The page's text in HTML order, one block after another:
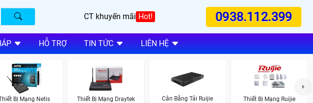
CT khuyến mãi Hot! 0938.112.399
HỖ TRỢ TIN TỨC LIÊN HỆ
Bị Mạng Netis Thiết Bị Mạng Draytek Cân Bằng Tải Ruijie Thiết Bị Mạng Ruijie